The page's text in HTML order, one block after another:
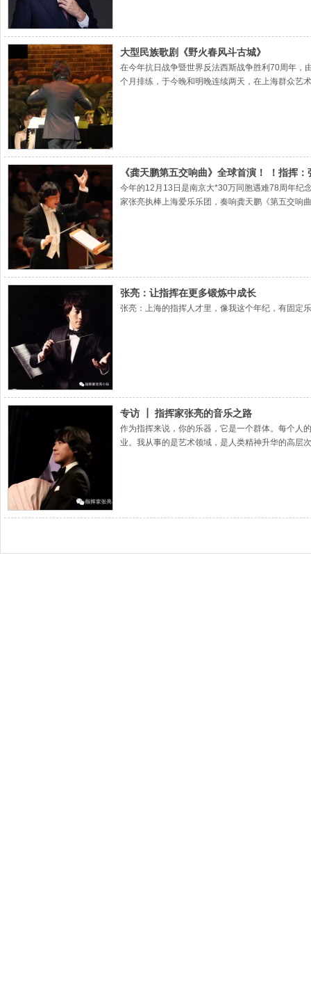
大型民族歌剧《野火春风斗古城》
在今年抗日战争暨世界反法西斯战争胜利70周年，
个月排练，于今晚和明晚连续两天，在上海群众艺
《龚天鹏第五交响曲》全球首演！ ！指挥：
今年的12月13日是南京大*30万同胞遇难78周年纪
家张亮执棒上海爱乐乐团，奏响龚天鹏《第五交响
张亮：让指挥在更多锻炼中成长
张亮：上海的指挥人才里，像我这个年纪，有固定
专访 ┃ 指挥家张亮的音乐之路
作为指挥来说，你的乐器，它是一个群体。每个人
业。我从事的是艺术领域，是人类精神升华的高